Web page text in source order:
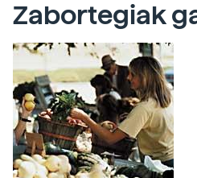
Zabortegiak